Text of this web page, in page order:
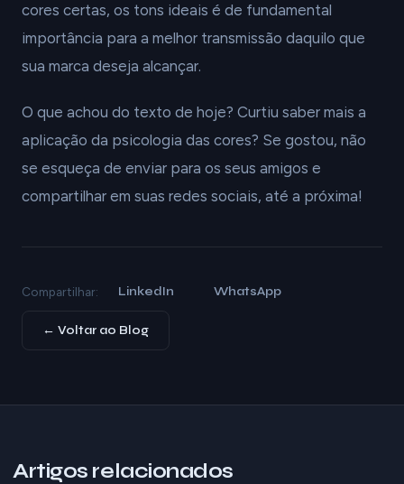
cores certas, os tons ideais é de fundamental
importância para a melhor transmissão daquilo que
sua marca deseja alcançar.
O que achou do texto de hoje? Curtiu saber mais a
aplicação da psicologia das cores? Se gostou, não
se esqueça de enviar para os seus amigos e
compartilhar em suas redes sociais, até a próxima!
Compartilhar: LinkedIn WhatsApp
← Voltar ao Blog
Artigos relacionados